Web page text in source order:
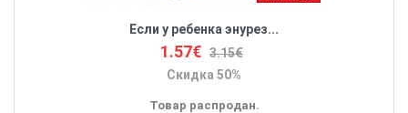
Если у ребенка энурез...
1.57€ 3.15€
Скидка 50%
Товар распродан.